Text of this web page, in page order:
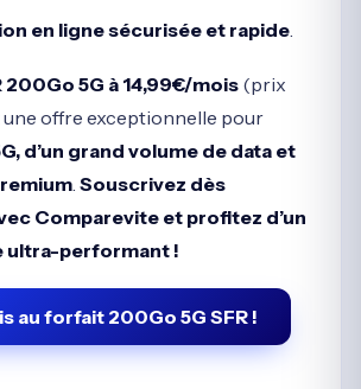
en ligne sécurisée et rapide.
5G à 14,99€/mois (prix
offre exceptionnelle pour
d’un grand volume de data et
. Souscrivez dès
Comparevite et profitez d’un
ultra-performant !
au forfait 200Go 5G SFR !